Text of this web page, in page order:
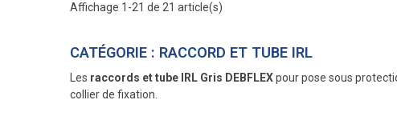
Affichage 1-21 de 21 article(s)
CATÉGORIE : RACCORD ET TUBE IRL
Les raccords et tube IRL Gris DEBFLEXpour pose sous
collier de fixation.